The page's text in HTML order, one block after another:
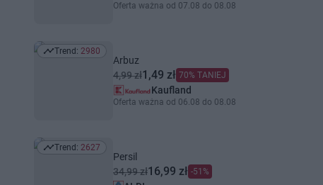
Oferta ważna od 07.08 do 08.08
Trend: 2980
Trend: 2980
Arbuz
4,99 zł1,49 zł 70% TANIEJ
Kaufland
Oferta ważna od 06.08 do 08.08
Trend: 2627
Trend: 2627
Persil
34,99 zł16,99 zł -51%